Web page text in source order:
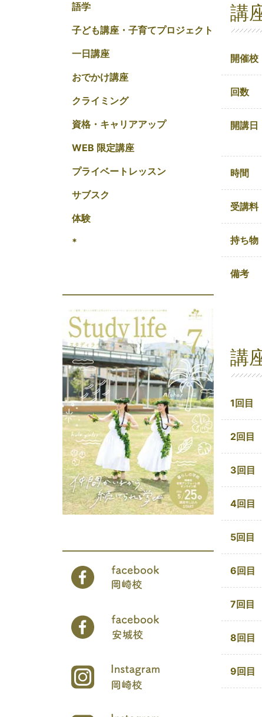
語学
子ども講座・子育てプロジェクト
一日講座
おでかけ講座
クライミング
資格・キャリアアップ
WEB 限定講座
プライベートレッスン
サブスク
体験
*
講
開催校
回数
開講日
時間
受講料
持ち物
備考
講
1回目
2回目
3回目
4回目
5回目
6回目
7回目
8回目
9回目